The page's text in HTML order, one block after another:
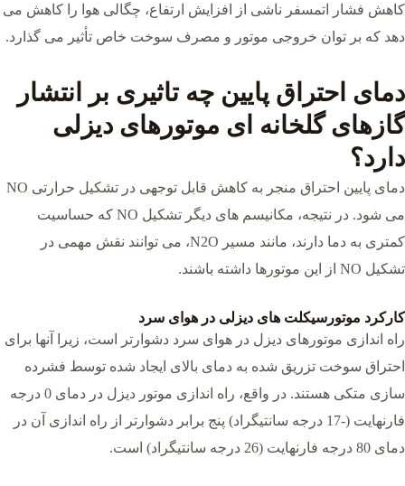
کاهش فشار اتمسفر ناشی از افزایش ارتفاع، چگالی هوا را کاهش می
دهد که بر توان خروجی موتور و مصرف سوخت خاص تأثیر می گذارد.
دمای احتراق پایین چه تاثیری بر انتشار
گازهای گلخانه ای موتورهای دیزلی
دارد؟
دمای پایین احتراق منجر به کاهش قابل توجهی در تشکیل حرارتی NO
می شود. در نتیجه، مکانیسم های دیگر تشکیل NO که حساسیت
کمتری به دما دارند، مانند مسیر N2O، می توانند نقش مهمی در
تشکیل NO از این موتورها داشته باشند.
کارکرد موتورسیکلت های دیزلی در هوای سرد
راه اندازی موتورهای دیزل در هوای سرد دشوارتر است، زیرا آنها برای
احتراق سوخت تزریق شده به دمای بالای ایجاد شده توسط فشرده
سازی متکی هستند. در واقع، راه اندازی موتور دیزل در دمای 0 درجه
فارنهایت (-17 درجه سانتیگراد) پنج برابر دشوارتر از راه اندازی آن در
دمای 80 درجه فارنهایت (26 درجه سانتیگراد) است.